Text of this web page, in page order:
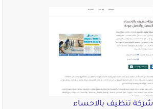
شركة تنظيف بالاحساء